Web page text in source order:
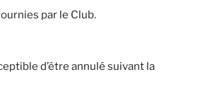
par le Club.
d’être annulé suivant la